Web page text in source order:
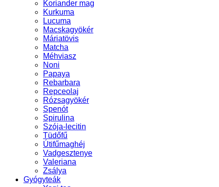
Koriander mag
Kurkuma
Lucuma
Macskagyökér
Máriatövis
Matcha
Méhviasz
Noni
Papaya
Rebarbara
Repceolaj
Rózsagyökér
Spenót
Spirulina
Szója-lecitin
Tüdőfű
Útifűmaghéj
Vadgesztenye
Valeriana
Zsálya
Gyógyteák